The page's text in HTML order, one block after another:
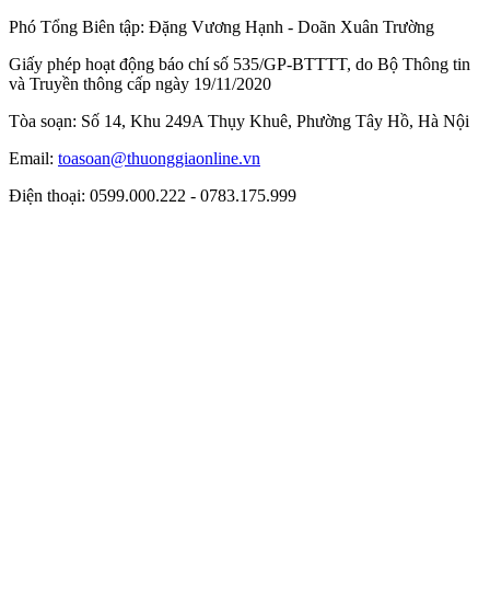
Phó Tổng Biên tập: Đặng Vương Hạnh - Doãn Xuân Trường
Giấy phép hoạt động báo chí số 535/GP-BTTTT, do Bộ Thông tin
và Truyền thông cấp ngày 19/11/2020
Tòa soạn: Số 14, Khu 249A Thụy Khuê, Phường Tây Hồ, Hà Nội
Email: toasoan@thuonggiaonline.vn
Điện thoại: 0599.000.222 - 0783.175.999